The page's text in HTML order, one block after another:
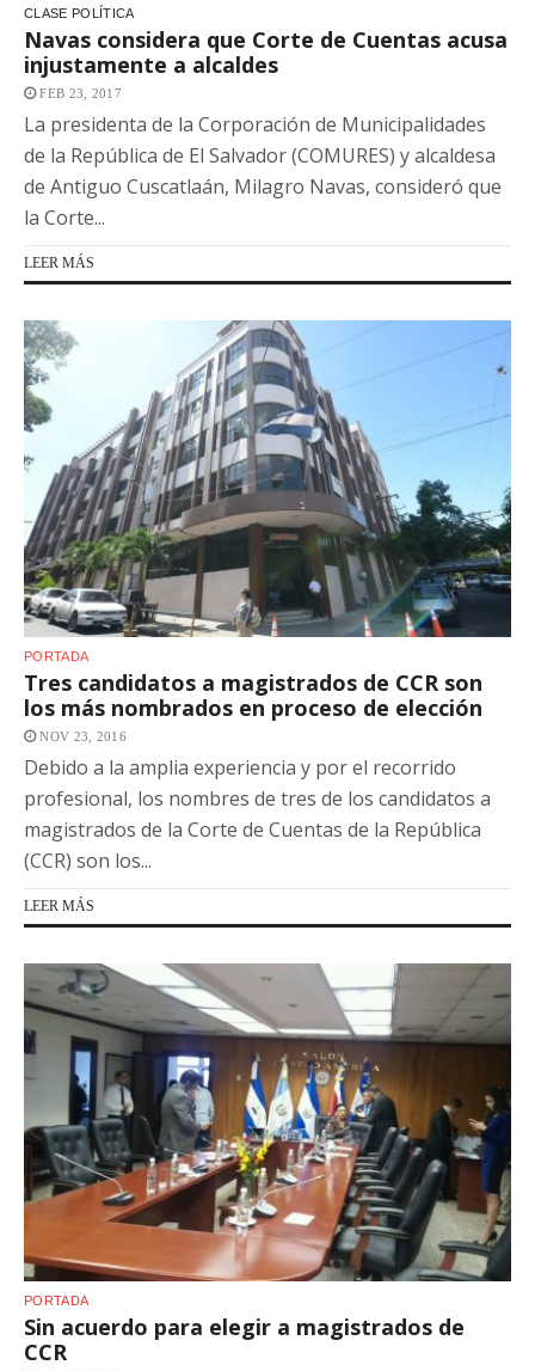
CLASE POLÍTICA
Navas considera que Corte de Cuentas acusa
injustamente a alcaldes
FEB 23, 2017
La presidenta de la Corporación de Municipalidades
de la República de El Salvador (COMURES) y alcaldesa
de Antiguo Cuscatlaán, Milagro Navas, consideró que
la Corte...
LEER MÁS
PORTADA
Tres candidatos a magistrados de CCR son
los más nombrados en proceso de elección
NOV 23, 2016
Debido a la amplia experiencia y por el recorrido
profesional, los nombres de tres de los candidatos a
magistrados de la Corte de Cuentas de la República
(CCR) son los...
LEER MÁS
PORTADA
Sin acuerdo para elegir a magistrados de
CCR